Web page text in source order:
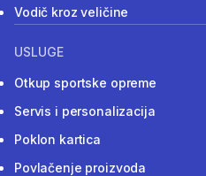
Vodič kroz veličine
USLUGE
Otkup sportske opreme
Servis i personalizacija
Poklon kartica
Povlačenje proizvoda